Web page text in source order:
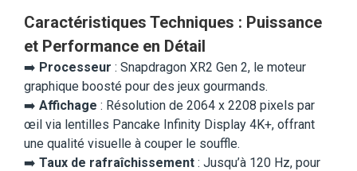
Caractéristiques Techniques : Puissance
et Performance en Détail
➡️ Processeur : Snapdragon XR2 Gen 2, le moteur
graphique boosté pour des jeux gourmands.
➡️ Affichage : Résolution de 2064 x 2208 pixels par
œil via lentilles Pancake Infinity Display 4K+, offrant
une qualité visuelle à couper le souffle.
➡️ Taux de rafraîchissement : Jusqu’à 120 Hz, pour